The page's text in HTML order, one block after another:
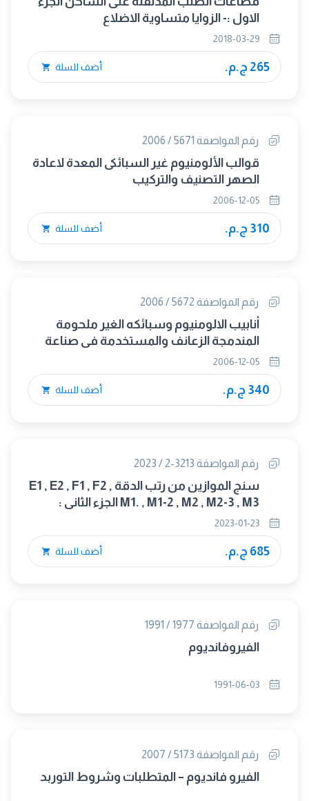
الاول :- الزوايا متساوية الاضلاع
265 ج.م. أضف للسلة
رقم المواصفة 5671 / 2006
قوالب الألومنيوم غير السبائكى المعدة لاعادة
الصهر التصنيف والتركيب
310 ج.م. أضف للسلة
رقم المواصفة 5672 / 2006
أنابيب الالومنيوم وسبائكه الغير ملحومة
المندمجة الزعانف والمستخدمة فى صناعة
المكثفات والمبادلات الحرارية
340 ج.م. أضف للسلة
رقم المواصفة 3213-2 / 2023
سنج الموازين من رتب الدقة E1 , E2 , F1 , F2 ,
M1. , M1-2 , M2 , M2-3 , M3 الجزء الثانى :
(متبناه)
685 ج.م. أضف للسلة
رقم المواصفة 1977 / 1991
الفيروفانديوم
رقم المواصفة 5173 / 2007
الفيرو فانديوم – المتطلبات وشروط التوربد